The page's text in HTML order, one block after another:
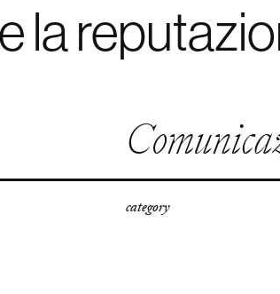
la
category